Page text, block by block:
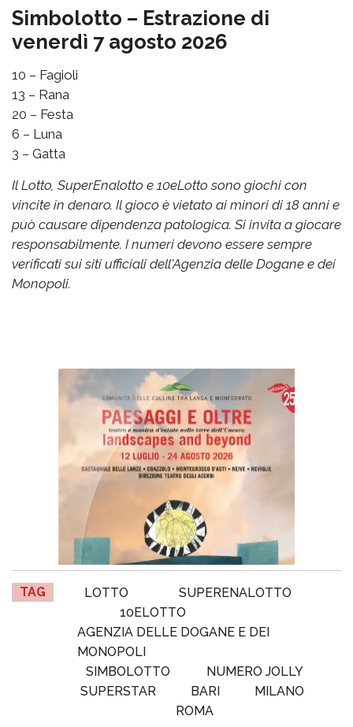
Simbolotto – Estrazione di
venerdì 7 agosto 2026
10 – Fagioli
13 – Rana
20 – Festa
6 – Luna
3 – Gatta
Il Lotto, SuperEnalotto e 10eLotto sono giochi con
vincite in denaro. Il gioco è vietato ai minori di 18 anni e
può causare dipendenza patologica. Si invita a giocare
responsabilmente. I numeri devono essere sempre
verificati sui siti ufficiali dell'Agenzia delle Dogane e dei
Monopoli.
TAG LOTTO
SUPERENALOTTO
10ELOTTO
AGENZIA DELLE DOGANE E DEI
MONOPOLI
SIMBOLOTTO
NUMERO JOLLY
SUPERSTAR
BARI
MILANO
ROMA